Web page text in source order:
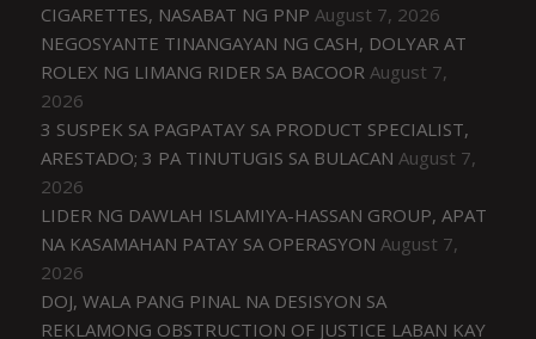
CIGARETTES, NASABAT NG PNP August 7, 2026
NEGOSYANTE TINANGAYAN NG CASH, DOLYAR AT
ROLEX NG LIMANG RIDER SA BACOOR August 7,
2026
3 SUSPEK SA PAGPATAY SA PRODUCT SPECIALIST,
ARESTADO; 3 PA TINUTUGIS SA BULACAN August 7,
2026
LIDER NG DAWLAH ISLAMIYA-HASSAN GROUP, APAT
NA KASAMAHAN PATAY SA OPERASYON August 7,
2026
DOJ, WALA PANG PINAL NA DESISYON SA
REKLAMONG OBSTRUCTION OF JUSTICE LABAN KAY